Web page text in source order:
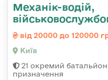
Механік-водій,
від 20000 до 120000
Київ
21 окремий
призначення